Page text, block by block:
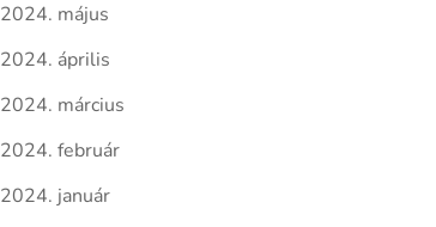
2024. május
2024. április
2024. március
2024. február
2024. január